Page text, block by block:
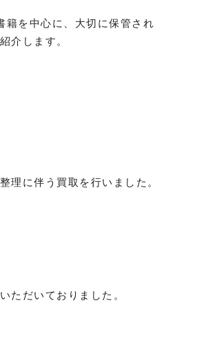
籍を中心に、大切に保管され
介します。
理に伴う買取を行いました。
ただいておりました。